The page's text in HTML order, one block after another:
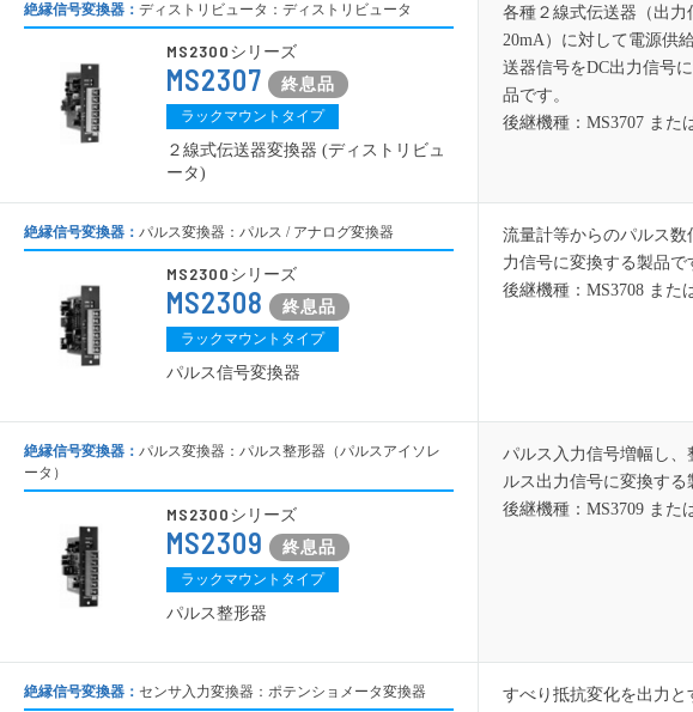
各種２線式伝送器（出力
20mA）に対して電源供
送器信号をDC出力信号
品です。
後継機種：MS3707 また
流量計等からのパルス数
力信号に変換する製品で
後継機種：MS3708 また
パルス入力信号増幅し、
ルス出力信号に変換する
後継機種：MS3709 また
すべり抵抗変化を出力と
絶縁信号変換器： ディストリビュータ：ディストリビュータ
MS2300 シリーズ
MS2307
ラックマウントタイプ
２線式伝送器変換器 (ディストリビュ
ータ)
絶縁信号変換器： パルス変換器：パルス / アナログ変換器
MS2300 シリーズ
MS2308
ラックマウントタイプ
パルス信号変換器
絶縁信号変換器： パルス変換器：パルス整形器（パルスアイソレ
ータ）
MS2300 シリーズ
MS2309
ラックマウントタイプ
パルス整形器
絶縁信号変換器： センサ入力変換器：ポテンショメータ変換器